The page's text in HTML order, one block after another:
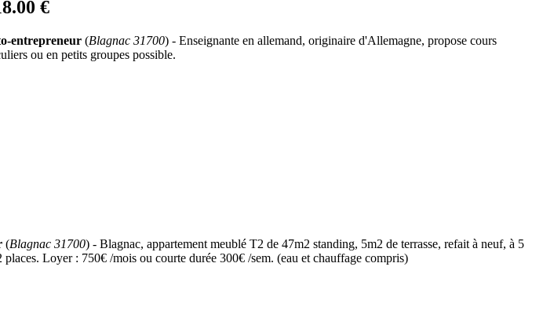
€
entrepreneur (Blagnac 31700) - Enseignante en allemand, originaire d'Allemagne, propose cours
ou en petits groupes possible.
(Blagnac 31700) - Blagnac, appartement meublé T2 de 47m2 standing, 5m2 de terrasse, refait à neuf, à 5
Loyer : 750€ /mois ou courte durée 300€ /sem. (eau et chauffage compris)